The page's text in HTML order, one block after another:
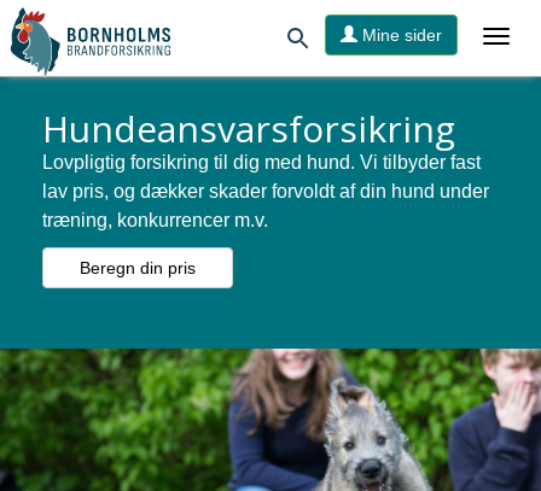
Mine sider
Hundeansvarsforsikring
Lovpligtig forsikring til dig med hund. Vi tilbyder fast
lav pris, og dækker skader forvoldt af din hund under
træning, konkurrencer m.v.
Beregn din pris